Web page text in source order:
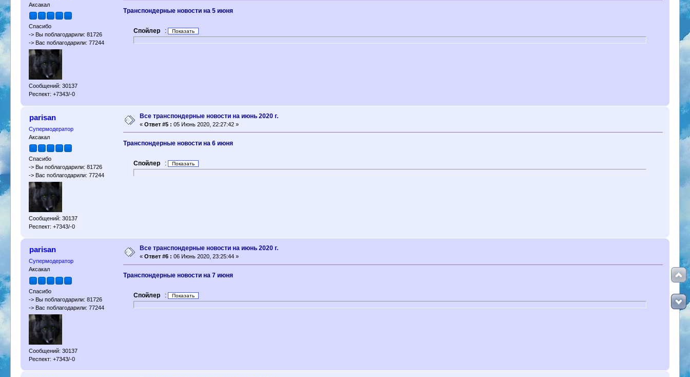
Аксакал
Спасибо
-> Вы поблагодарили: 81726
-> Вас поблагодарили: 77244
Сообщений: 30137
Респект: +7343/-0
Транспондерные новости на 5 июня
Спойлер :
parisan
Супермодератор
Аксакал
Спасибо
-> Вы поблагодарили: 81726
-> Вас поблагодарили: 77244
Сообщений: 30137
Респект: +7343/-0
Все транспондерные новости на июнь 2020 г.
«Ответ #5 : 05 Июнь 2020, 22:27:42 »
Транспондерные новости на 6 июня
Спойлер :
parisan
Супермодератор
Аксакал
Спасибо
-> Вы поблагодарили: 81726
-> Вас поблагодарили: 77244
Сообщений: 30137
Респект: +7343/-0
Все транспондерные новости на июнь 2020 г.
«Ответ #6 : 06 Июнь 2020, 23:25:44 »
Транспондерные новости на 7 июня
Спойлер :